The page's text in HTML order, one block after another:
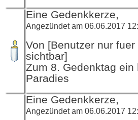
Eine Gedenkkerze,
Angezündet am 06.06.2017
Von [Benutzer nur
sichtbar]
Zum 8. Gedenktag
Paradies
Eine Gedenkkerze,
Angezündet am 06.06.2017